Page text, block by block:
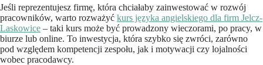
Jeśli reprezentujesz firmę, która chciałaby zainwestować w rozwój
pracowników, warto rozważyć kurs języka angielskiego dla firm Jelcz-
Laskowice – taki kurs może być prowadzony wieczorami, po pracy, w
biurze lub online. To inwestycja, która szybko się zwróci, zarówno
pod względem kompetencji zespołu, jak i motywacji czy lojalności
wobec pracodawcy.